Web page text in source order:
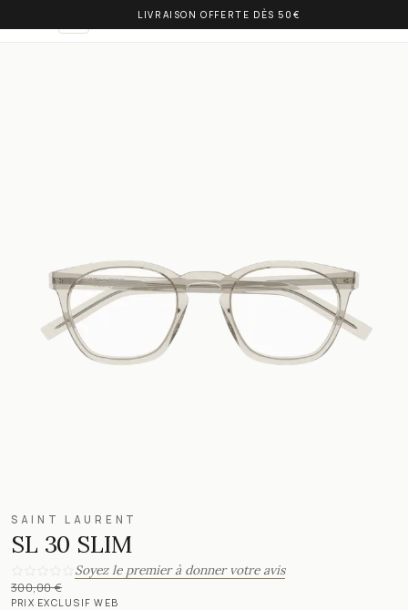
LIVRAISON OFFERTE DÈS 50€
OLIVIA BALM
SAINT LAURENT
SL 30 SLIM
Soyez le premier à donner votre avis
300,00 €
PRIX EXCLUSIF WEB